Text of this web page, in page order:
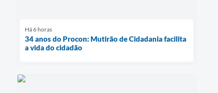
Há 6 horas
34 anos do Procon: Mutirão de Cidadania facilita
a vida do cidadão